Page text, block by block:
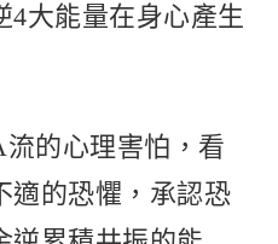
4大能量在身心產生
的心理害怕，看
適的恐懼，承認恐